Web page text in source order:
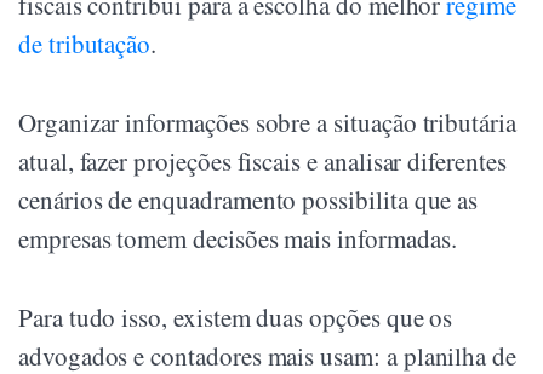
de tributação.
Organizar informações sobre a situação tributária
atual, fazer projeções fiscais e analisar diferentes
cenários de enquadramento possibilita que as
empresas tomem decisões mais informadas.
Para tudo isso, existem duas opções que os
advogados e contadores mais usam: a planilha de